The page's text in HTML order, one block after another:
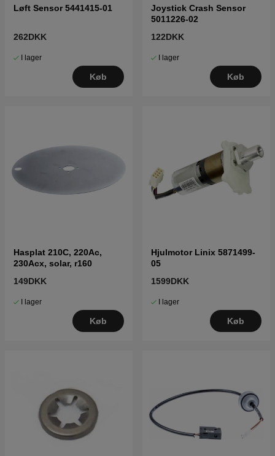
Løft Sensor 5441415-01
262DKK
I lager
Køb
Joystick Crash Sensor
5011226-02
122DKK
I lager
Køb
Hasplat 210C, 220Ac,
230Acx, solar, r160
149DKK
I lager
Køb
Hjulmotor Linix 5871499-
05
1599DKK
I lager
Køb